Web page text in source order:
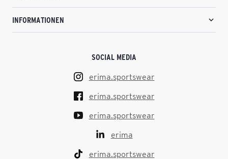
INFORMATIONEN
SOCIAL MEDIA
erima.sportswear
erima.sportswear
erima.sportswear
erima
erima.sportswear